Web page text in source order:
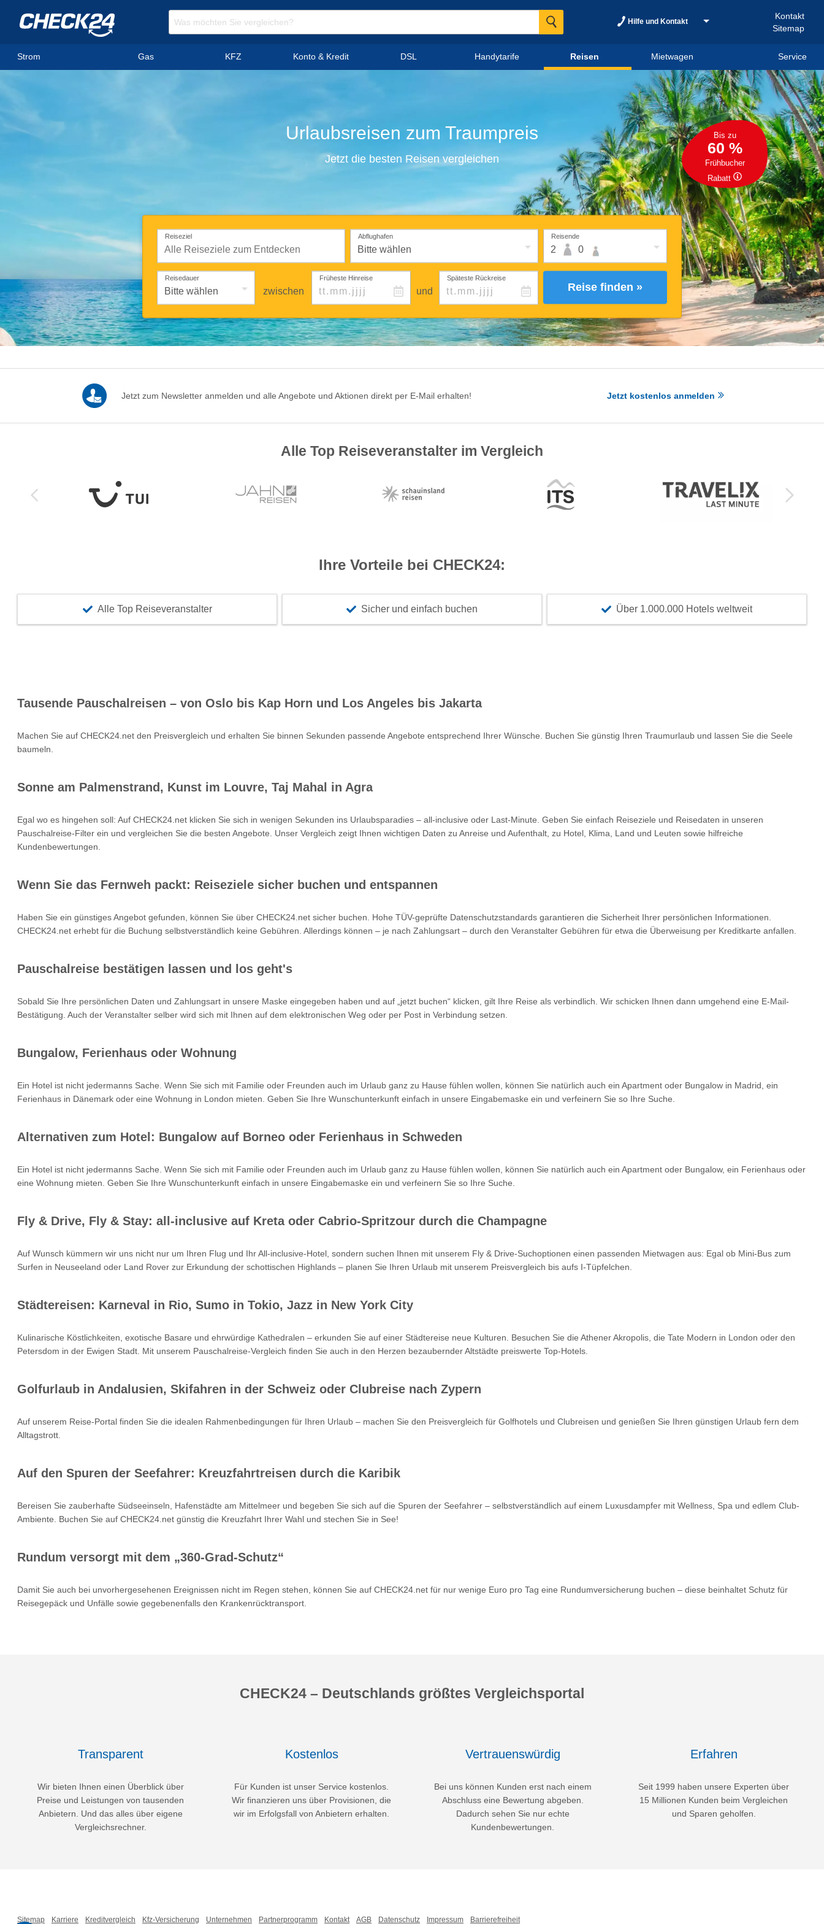
Hilfe und Kontakt
Kontakt
Sitemap
Strom Gas KFZ Konto & Kredit DSL Handytarife Reisen Mietwagen Service
Urlaubsreisen zum Traumpreis
Jetzt die besten Reisen vergleichen
Bis zu
60 %
Frühbucher
Rabatt
Reiseziel Abflughafen Reisende
Reisedauer
zwischen
Früheste Hinreise
und
Späteste Rückreise
Reise finden »
Jetzt zum Newsletter anmelden und alle Angebote und Aktionen direkt per E-Mail erhalten! Jetzt kostenlos anmelden
Alle Top Reiseveranstalter im Vergleich
Ihre Vorteile bei CHECK24:
Alle Top Reiseveranstalter Sicher und einfach buchen Über 1.000.000 Hotels weltweit
Tausende Pauschalreisen – von Oslo bis Kap Horn und Los Angeles bis Jakarta
Machen Sie auf CHECK24.net den Preisvergleich und erhalten Sie binnen Sekunden passende Angebote entsprechend Ihrer Wünsche. Buchen Sie günstig Ihren Traumurlaub und lassen Sie die Seele
baumeln.
Sonne am Palmenstrand, Kunst im Louvre, Taj Mahal in Agra
Egal wo es hingehen soll: Auf CHECK24.net klicken Sie sich in wenigen Sekunden ins Urlaubsparadies – all-inclusive oder Last-Minute. Geben Sie einfach Reiseziele und Reisedaten in unseren
Pauschalreise-Filter ein und vergleichen Sie die besten Angebote. Unser Vergleich zeigt Ihnen wichtigen Daten zu Anreise und Aufenthalt, zu Hotel, Klima, Land und Leuten sowie hilfreiche
Kundenbewertungen.
Wenn Sie das Fernweh packt: Reiseziele sicher buchen und entspannen
Haben Sie ein günstiges Angebot gefunden, können Sie über CHECK24.net sicher buchen. Hohe TÜV-geprüfte Datenschutzstandards garantieren die Sicherheit Ihrer persönlichen Informationen.
CHECK24.net erhebt für die Buchung selbstverständlich keine Gebühren. Allerdings können – je nach Zahlungsart – durch den Veranstalter Gebühren für etwa die Überweisung per Kreditkarte anfallen.
Pauschalreise bestätigen lassen und los geht's
Sobald Sie Ihre persönlichen Daten und Zahlungsart in unsere Maske eingegeben haben und auf „jetzt buchen“ klicken, gilt Ihre Reise als verbindlich. Wir schicken Ihnen dann umgehend eine E-Mail-
Bestätigung. Auch der Veranstalter selber wird sich mit Ihnen auf dem elektronischen Weg oder per Post in Verbindung setzen.
Bungalow, Ferienhaus oder Wohnung
Ein Hotel ist nicht jedermanns Sache. Wenn Sie sich mit Familie oder Freunden auch im Urlaub ganz zu Hause fühlen wollen, können Sie natürlich auch ein Apartment oder Bungalow in Madrid, ein
Ferienhaus in Dänemark oder eine Wohnung in London mieten. Geben Sie Ihre Wunschunterkunft einfach in unsere Eingabemaske ein und verfeinern Sie so Ihre Suche.
Alternativen zum Hotel: Bungalow auf Borneo oder Ferienhaus in Schweden
Ein Hotel ist nicht jedermanns Sache. Wenn Sie sich mit Familie oder Freunden auch im Urlaub ganz zu Hause fühlen wollen, können Sie natürlich auch ein Apartment oder Bungalow, ein Ferienhaus oder
eine Wohnung mieten. Geben Sie Ihre Wunschunterkunft einfach in unsere Eingabemaske ein und verfeinern Sie so Ihre Suche.
Fly & Drive, Fly & Stay: all-inclusive auf Kreta oder Cabrio-Spritzour durch die Champagne
Auf Wunsch kümmern wir uns nicht nur um Ihren Flug und Ihr All-inclusive-Hotel, sondern suchen Ihnen mit unserem Fly & Drive-Suchoptionen einen passenden Mietwagen aus: Egal ob Mini-Bus zum
Surfen in Neuseeland oder Land Rover zur Erkundung der schottischen Highlands – planen Sie Ihren Urlaub mit unserem Preisvergleich bis aufs I-Tüpfelchen.
Städtereisen: Karneval in Rio, Sumo in Tokio, Jazz in New York City
Kulinarische Köstlichkeiten, exotische Basare und ehrwürdige Kathedralen – erkunden Sie auf einer Städtereise neue Kulturen. Besuchen Sie die Athener Akropolis, die Tate Modern in London oder den
Petersdom in der Ewigen Stadt. Mit unserem Pauschalreise-Vergleich finden Sie auch in den Herzen bezaubernder Altstädte preiswerte Top-Hotels.
Golfurlaub in Andalusien, Skifahren in der Schweiz oder Clubreise nach Zypern
Auf unserem Reise-Portal finden Sie die idealen Rahmenbedingungen für Ihren Urlaub – machen Sie den Preisvergleich für Golfhotels und Clubreisen und genießen Sie Ihren günstigen Urlaub fern dem
Alltagstrott.
Auf den Spuren der Seefahrer: Kreuzfahrtreisen durch die Karibik
Bereisen Sie zauberhafte Südseeinseln, Hafenstädte am Mittelmeer und begeben Sie sich auf die Spuren der Seefahrer – selbstverständlich auf einem Luxusdampfer mit Wellness, Spa und edlem Club-
Ambiente. Buchen Sie auf CHECK24.net günstig die Kreuzfahrt Ihrer Wahl und stechen Sie in See!
Rundum versorgt mit dem „360-Grad-Schutz“
Damit Sie auch bei unvorhergesehenen Ereignissen nicht im Regen stehen, können Sie auf CHECK24.net für nur wenige Euro pro Tag eine Rundumversicherung buchen – diese beinhaltet Schutz für
Reisegepäck und Unfälle sowie gegebenenfalls den Krankenrücktransport.
CHECK24 – Deutschlands größtes Vergleichsportal
Transparent
Wir bieten Ihnen einen Überblick über
Preise und Leistungen von tausenden
Anbietern. Und das alles über eigene
Vergleichsrechner.
Kostenlos
Für Kunden ist unser Service kostenlos.
Wir finanzieren uns über Provisionen, die
wir im Erfolgsfall von Anbietern erhalten.
Vertrauenswürdig
Bei uns können Kunden erst nach einem
Abschluss eine Bewertung abgeben.
Dadurch sehen Sie nur echte
Kundenbewertungen.
Erfahren
Seit 1999 haben unsere Experten über
15 Millionen Kunden beim Vergleichen
und Sparen geholfen.
Sitemap Karriere Kreditvergleich Kfz-Versicherung Unternehmen Partnerprogramm Kontakt AGB Datenschutz Impressum Barrierefreiheit